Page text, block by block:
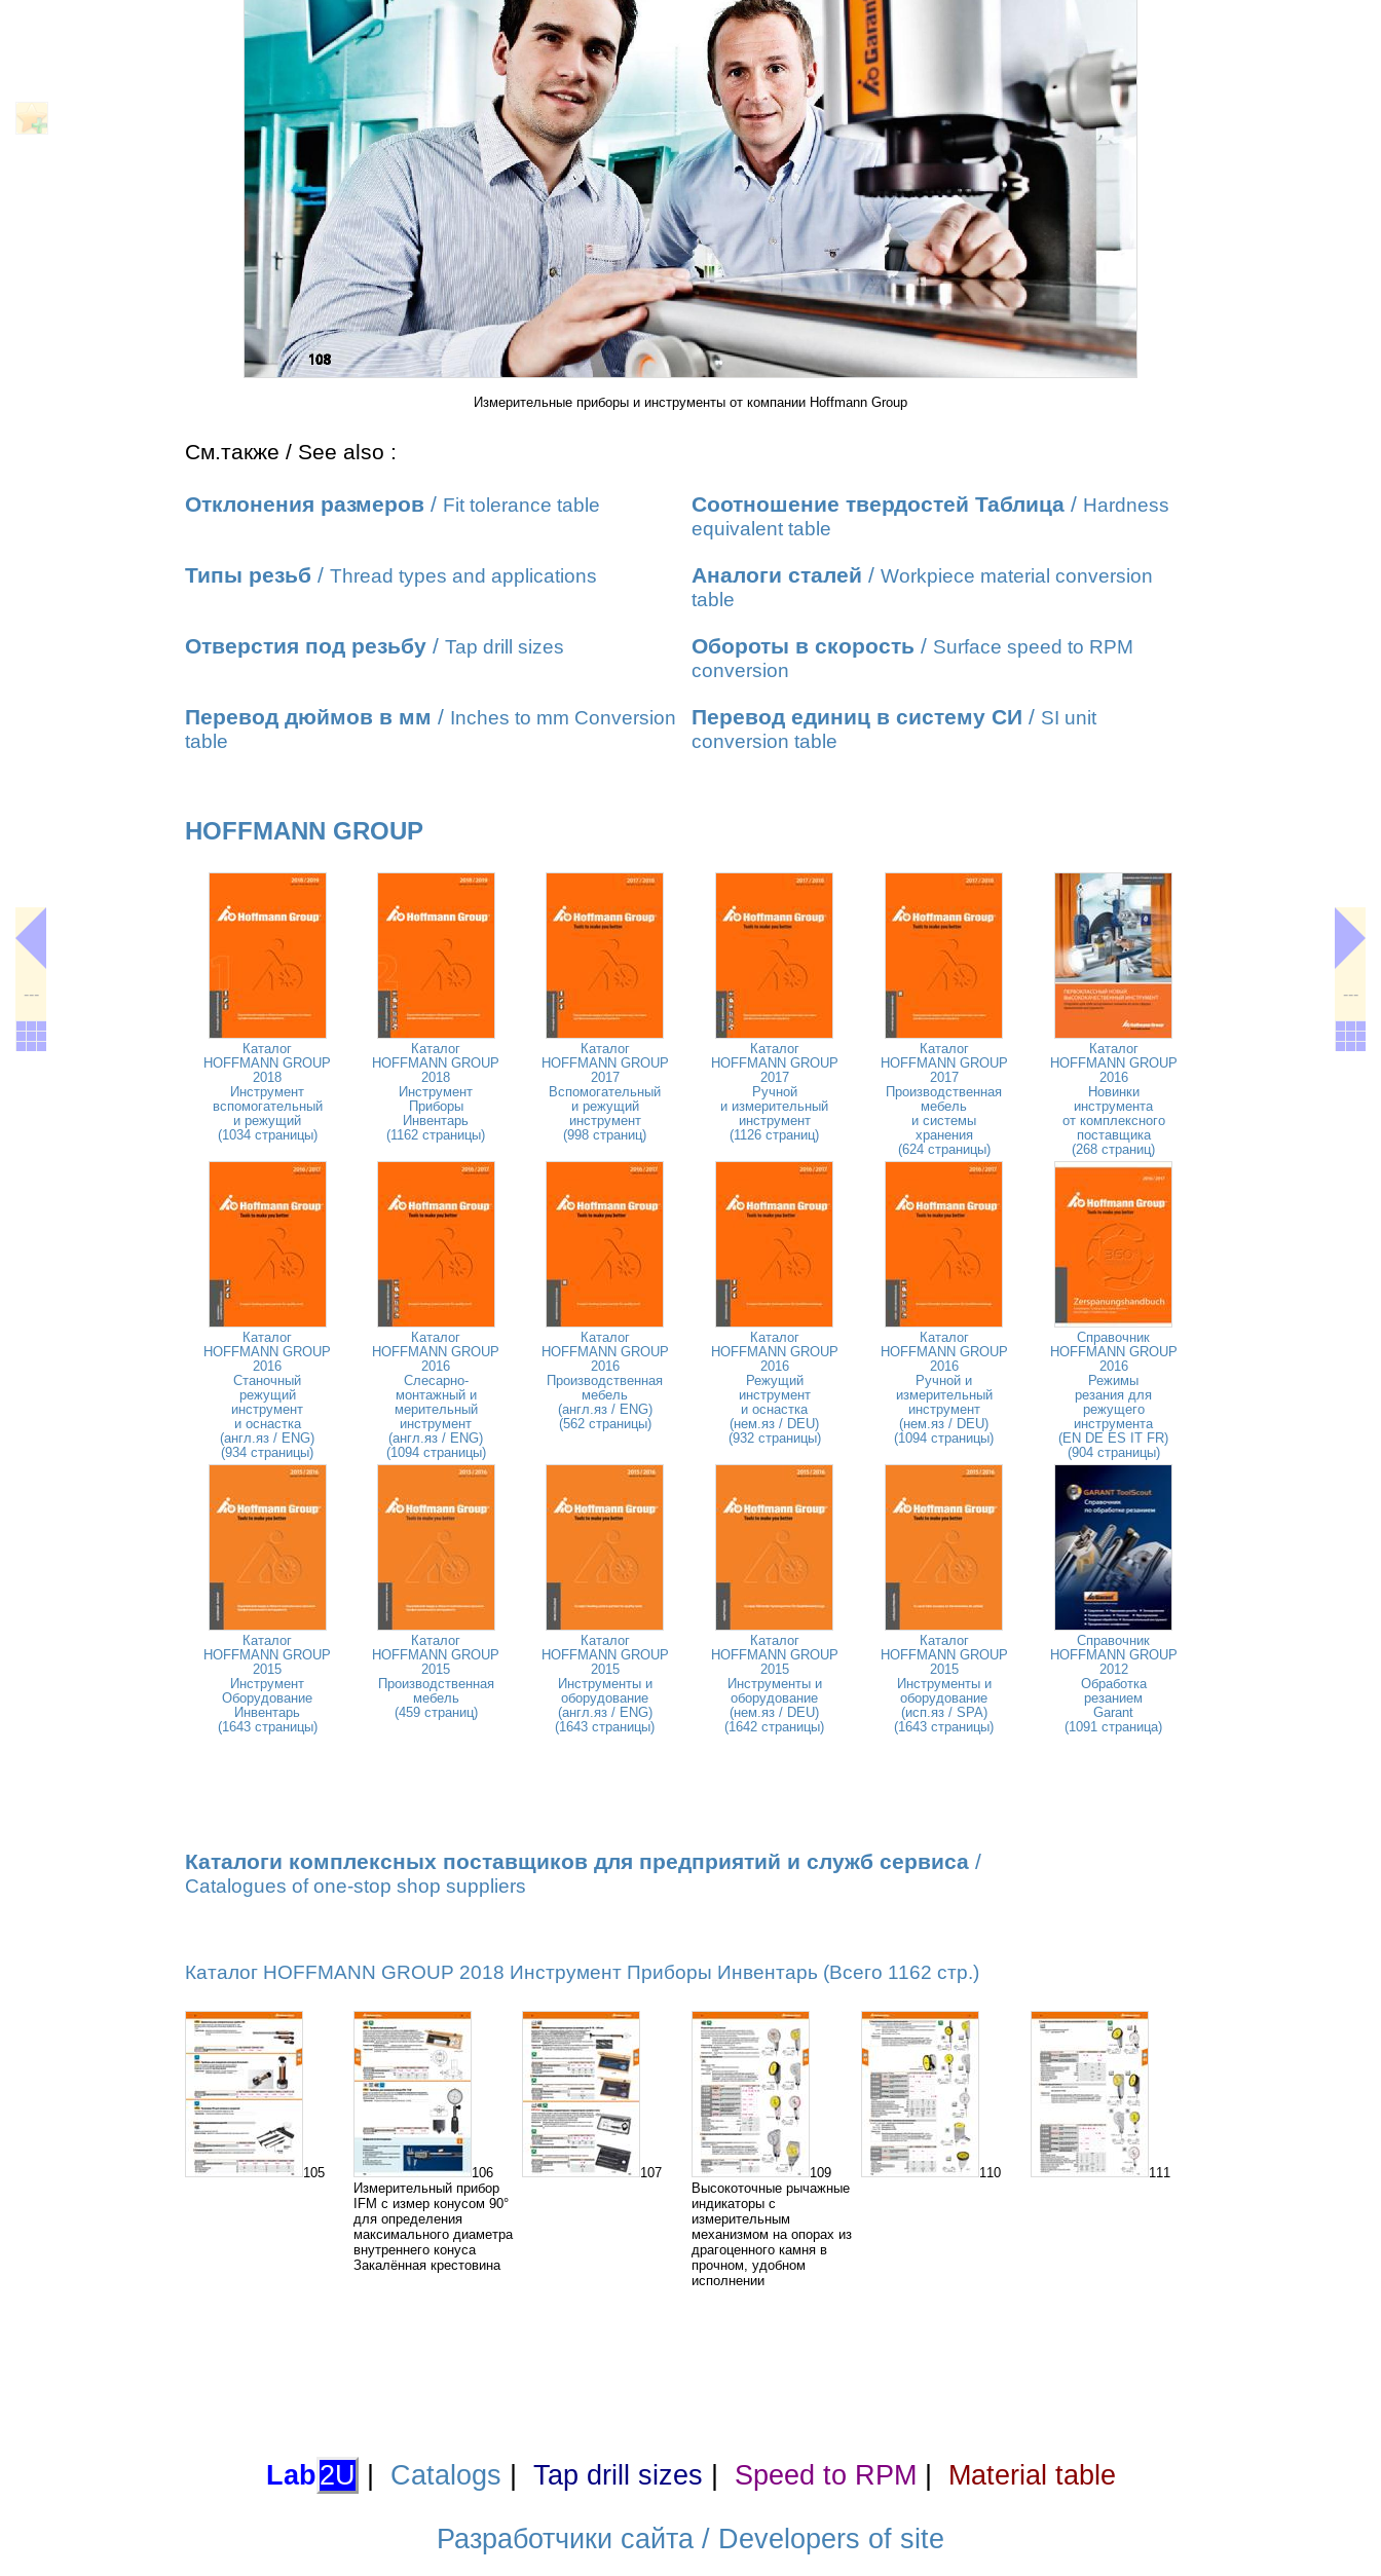
Измерительные приборы и инструменты от компании Hoffmann Group
См.также / See also :
Отклонения размеров / Fit tolerance table Соотношение твердостей Таблица / Hardness
equivalent table
Типы резьб / Thread types and applications Аналоги сталей / Workpiece material conversion
table
Отверстия под резьбу / Tap drill sizes Обороты в скорость / Surface speed to RPM
conversion
Перевод дюймов в мм / Inches to mm Conversion
table
Перевод единиц в систему СИ / SI unit
conversion table
HOFFMANN GROUP
Каталог
HOFFMANN GROUP
2018
Инструмент
вспомогательный
и режущий
(1034 страницы)
Каталог
HOFFMANN GROUP
2018
Инструмент
Приборы
Инвентарь
(1162 страницы)
Каталог
HOFFMANN GROUP
2017
Вспомогательный
и режущий
инструмент
(998 страниц)
Каталог
HOFFMANN GROUP
2017
Ручной
и измерительный
инструмент
(1126 страниц)
Каталог
HOFFMANN GROUP
2017
Производственная
мебель
и системы
хранения
(624 страницы)
Каталог
HOFFMANN GROUP
2016
Новинки
инструмента
от комплексного
поставщика
(268 страниц)
Каталог
HOFFMANN GROUP
2016
Станочный
режущий
инструмент
и оснастка
(англ.яз / ENG)
(934 страницы)
Каталог
HOFFMANN GROUP
2016
Слесарно-
монтажный и
мерительный
инструмент
(англ.яз / ENG)
(1094 страницы)
Каталог
HOFFMANN GROUP
2016
Производственная
мебель
(англ.яз / ENG)
(562 страницы)
Каталог
HOFFMANN GROUP
2016
Режущий
инструмент
и оснастка
(нем.яз / DEU)
(932 страницы)
Каталог
HOFFMANN GROUP
2016
Ручной и
измерительный
инструмент
(нем.яз / DEU)
(1094 страницы)
Справочник
HOFFMANN GROUP
2016
Режимы
резания для
режущего
инструмента
(EN DE ES IT FR)
(904 страницы)
Каталог
HOFFMANN GROUP
2015
Инструмент
Оборудование
Инвентарь
(1643 страницы)
Каталог
HOFFMANN GROUP
2015
Производственная
мебель
(459 страниц)
Каталог
HOFFMANN GROUP
2015
Инструменты и
оборудование
(англ.яз / ENG)
(1643 страницы)
Каталог
HOFFMANN GROUP
2015
Инструменты и
оборудование
(нем.яз / DEU)
(1642 страницы)
Каталог
HOFFMANN GROUP
2015
Инструменты и
оборудование
(исп.яз / SPA)
(1643 страницы)
Справочник
HOFFMANN GROUP
2012
Обработка
резанием
Garant
(1091 страница)
Каталоги комплексных поставщиков для предприятий и служб сервиса /
Catalogues of one-stop shop suppliers
Каталог HOFFMANN GROUP 2018 Инструмент Приборы Инвентарь (Всего 1162 стр.)
105
106
Измерительный прибор
IFM с измер конусом 90°
для определения
максимального диаметра
внутреннего конуса
Закалённая крестовина
107
109
Высокоточные рычажные
индикаторы с
измерительным
механизмом на опорах из
драгоценного камня в
прочном, удобном
исполнении
110 111
--- ---
Lab2U Catalogs Tap drill sizes Speed to RPM Material table
Разработчики сайта / Developers of site